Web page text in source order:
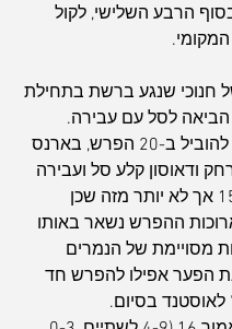
בסוף הרבע השלישי, לקול
חנוכי שנגע ברשת בתחילת
לסל עם עבירה.
אוסטנד חזרה להוביל ב-20 הפרש, בארנס
ודאוסון קלע סל ועבירה
וצימק שוב ל-15 אך לא יותר מזה שכן
ההפרש נשאר באותו
מסויימת של הנמרים
הפער אפילו להפרש חד